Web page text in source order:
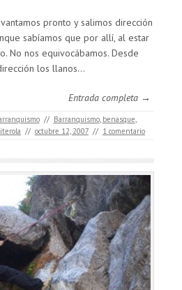
pronto y salimos dirección
sabíamos que por allí, al estar
No nos equivocábamos. Desde
los llanos…
Entrada completa →
// Barranquismo, benasque
// octubre 12, 2007 // 1 comentario